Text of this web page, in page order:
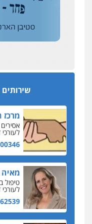
שירותים
מחיקת
אסירים
לעורכי
מאיה
טיפול
לעורכי
אחרי המלחמה:
הדין החדשים
עסקה חמה
כתב האישום נגד
לאקטים מיניים
כתב אישום: יו"ר
ההלוואות של
הפרקליטות: הרב
שמשו אנשי
החשוד ברצח
ושתק בחקירתו
בבית המשפט
מרמלה, לא נערכה
יחסי עו"ד לקוח